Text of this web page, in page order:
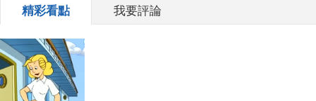
精彩看點 我要評論